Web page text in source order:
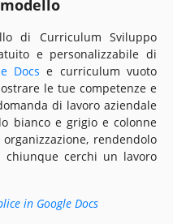
di Curriculum Sviluppo
e personalizzabile di
Docs e curriculum vuoto
le tue competenze e
di lavoro aziendale
bianco e grigio e colonne
rendendolo
cerchi un lavoro
in Google Docs